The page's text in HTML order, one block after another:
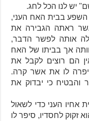
יש לנו הכל לחג.
בבית האח העני,
ראתה הגבירה את
אותה לפשר הדבר,
אך בביתו של האח
הם רוצים לקבל את
לו את אשר קרה.
כי יבדוק את
אחיו העני כדי לשאול
זקוק לחסדיו, סיפר לו